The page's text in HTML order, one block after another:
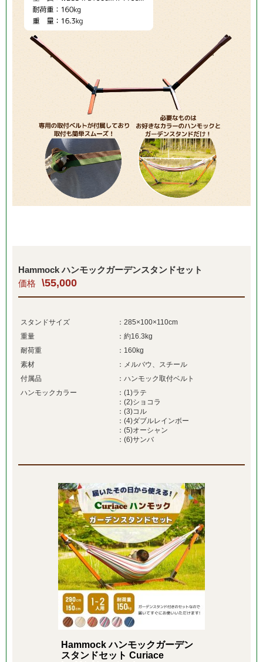
Hammock ハンモックガーデンスタンドセット
価格
\55,000
スタンドサイズ
：285×100×110cm
重量
：約16.3kg
耐荷重
：160kg
素材
：メルバウ、スチール
付属品
：ハンモック取付ベルト
ハンモックカラー
：(1)ラテ
：(2)ショコラ
：(3)コル
：(4)ダブルレインボー
：(5)オーシャン
：(6)サンバ